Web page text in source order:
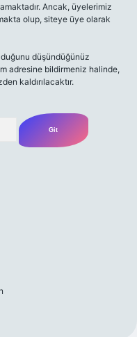
Ancak, üyelerimiz
olup, siteye üye olarak
düşündüğünüz
adresine bildirmeniz halinde,
kaldırılacaktır.